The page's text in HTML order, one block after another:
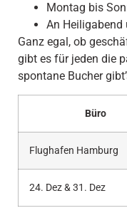
Montag bis
An Heiligabend
Ganz egal, ob
gibt es für jeden die
spontane Bucher
Büro
Flughafen Hamburg
24. Dez & 31. Dez